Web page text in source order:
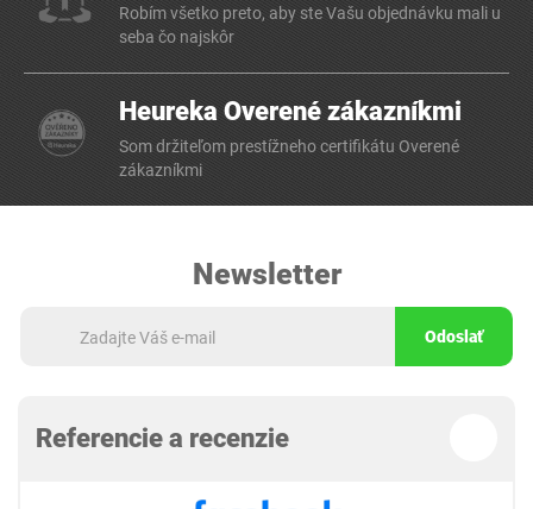
Robím všetko preto, aby ste Vašu objednávku mali u
seba čo najskôr
Heureka Overené zákazníkmi
Som držiteľom prestížneho certifikátu Overené
zákazníkmi
Newsletter
Odoslať
Referencie a recenzie